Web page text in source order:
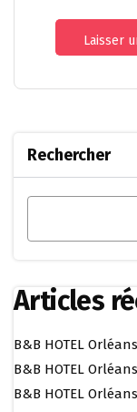
Rechercher
Articles
B&B HOTEL
B&B HOTEL
B&B HOTEL